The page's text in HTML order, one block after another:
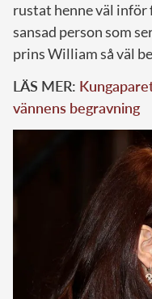
rustat henne väl inför
sansad person som
prins William så väl
LÄS MER:
vännens begravning